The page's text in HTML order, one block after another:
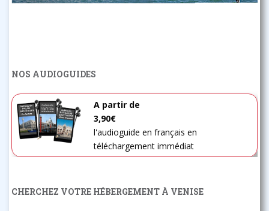
NOS AUDIOGUIDES
A partir de
3,90€
l'audioguide en français en
téléchargement immédiat
CHERCHEZ VOTRE HÉBERGEMENT À VENISE